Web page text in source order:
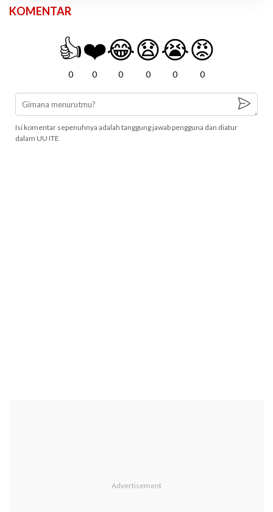
KOMENTAR
👍
0
❤️
0
😂
0
😧
0
😭
0
😡
0
Isi komentar sepenuhnya adalah tanggung jawab pengguna dan diatur
dalam UU ITE